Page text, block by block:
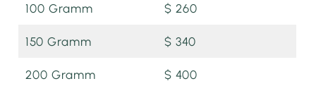
100 Gramm $ 260
150 Gramm $ 340
200 Gramm $ 400